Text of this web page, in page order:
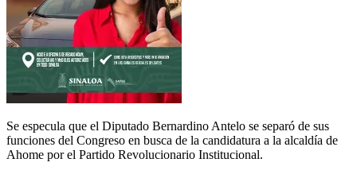
Se especula que el Diputado Bernardino Antelo se separó de sus
funciones del Congreso en busca de la candidatura a la alcaldía de
Ahome por el Partido Revolucionario Institucional.